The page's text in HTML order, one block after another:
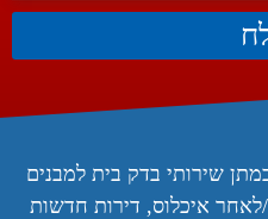
שירותי בדק בית למבנים
לאחר איכלוס, דירות חדשות